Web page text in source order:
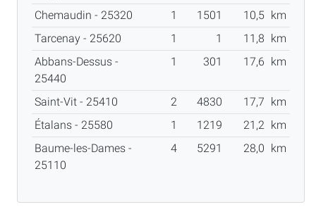
Chemaudin - 25320
1 1501 10,5 km
Tarcenay - 25620
1 1 11,8
km
Abbans-Dessus -
25440
1 301 17,6 km
Saint-Vit - 25410 2 4830 17,7
km
Étalans - 25580
1 1219 21,2 km
Baume-les-Dames -
25110
4 5291 28,0 km